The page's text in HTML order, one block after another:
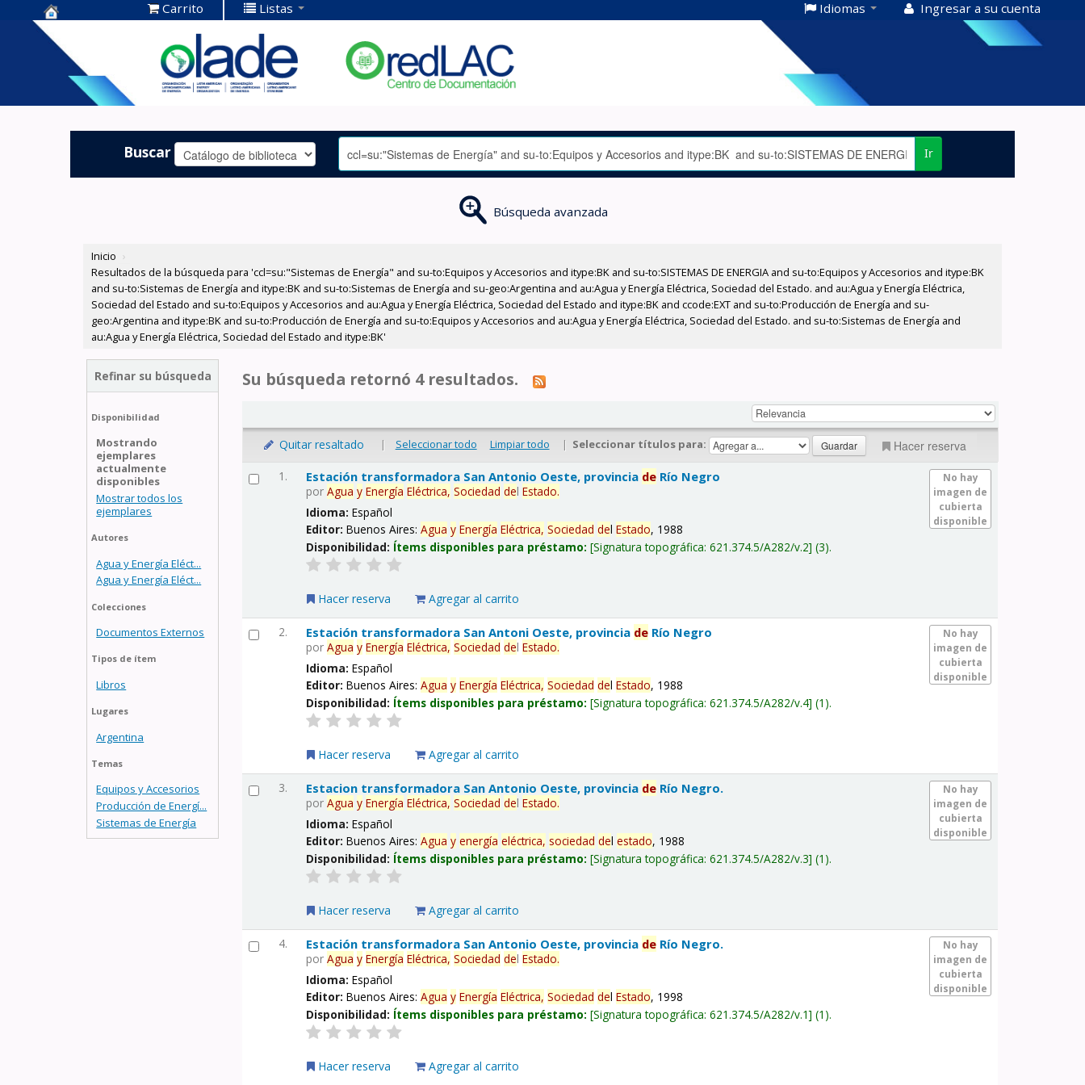
Centro de
Documentación
OLADE -
Carrito Listas Idiomas Ingresar a su cuenta
Buscar Ir
Búsqueda avanzada
Inicio ›
Resultados de la búsqueda para 'ccl=su:"Sistemas de Energía" and su-to:Equipos y Accesorios and itype:BK and su-to:SISTEMAS DE ENERGIA and su-to:Equipos y Accesorios and itype:BK
and su-to:Sistemas de Energía and itype:BK and su-to:Sistemas de Energía and su-geo:Argentina and au:Agua y Energía Eléctrica, Sociedad del Estado. and au:Agua y Energía Eléctrica,
Sociedad del Estado and su-to:Equipos y Accesorios and au:Agua y Energía Eléctrica, Sociedad del Estado and itype:BK and ccode:EXT and su-to:Producción de Energía and su-
geo:Argentina and itype:BK and su-to:Producción de Energía and su-to:Equipos y Accesorios and au:Agua y Energía Eléctrica, Sociedad del Estado. and su-to:Sistemas de Energía and
au:Agua y Energía Eléctrica, Sociedad del Estado and itype:BK'
Refinar su búsqueda
Disponibilidad
Mostrando
ejemplares
actualmente
disponibles
Mostrar todos los
ejemplares
Autores
Agua y Energía Eléct...
Agua y Energía Eléct...
Colecciones
Documentos Externos
Tipos de ítem
Libros
Lugares
Argentina
Temas
Equipos y Accesorios
Producción de Energí...
Sistemas de Energía
Su búsqueda retornó 4 resultados.
Quitar resaltado | Seleccionar todo Limpiar todo | Seleccionar títulos para: Hacer reserva
1.
No hay
imagen de
cubierta
disponible
Estación transformadora San Antonio Oeste, provincia de Río Negro
porAgua y Energía Eléctrica, Sociedad delEstado.
Idioma:Español
Editor:Buenos Aires:Agua y Energía Eléctrica, Sociedad delEstado, 1988
Disponibilidad: Ítems disponibles para préstamo: Signatura topográfica:621.374.5/A282/v.2 (3).
Hacer reserva Agregar al carrito
2.
No hay
imagen de
cubierta
disponible
Estación transformadora San Antoni Oeste, provincia de Río Negro
porAgua y Energía Eléctrica, Sociedad delEstado.
Idioma:Español
Editor:Buenos Aires:Agua y Energía Eléctrica, Sociedad delEstado, 1988
Disponibilidad: Ítems disponibles para préstamo: Signatura topográfica:621.374.5/A282/v.4 (1).
Hacer reserva Agregar al carrito
3.
No hay
imagen de
cubierta
disponible
Estacion transformadora San Antonio Oeste, provincia de Río Negro.
porAgua y Energía Eléctrica, Sociedad delEstado.
Idioma:Español
Editor:Buenos Aires:Agua y energía eléctrica, sociedad delestado, 1988
Disponibilidad: Ítems disponibles para préstamo: Signatura topográfica:621.374.5/A282/v.3 (1).
Hacer reserva Agregar al carrito
4.
No hay
imagen de
cubierta
disponible
Estación transformadora San Antonio Oeste, provincia de Río Negro.
porAgua y Energía Eléctrica, Sociedad delEstado.
Idioma:Español
Editor:Buenos Aires:Agua y Energía Eléctrica, Sociedad delEstado, 1998
Disponibilidad: Ítems disponibles para préstamo: Signatura topográfica:621.374.5/A282/v.1 (1).
Hacer reserva Agregar al carrito